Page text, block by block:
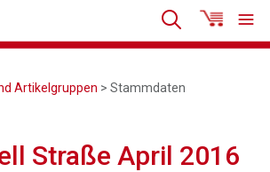
Artikelgruppen > Stammdaten
Straße April 2016